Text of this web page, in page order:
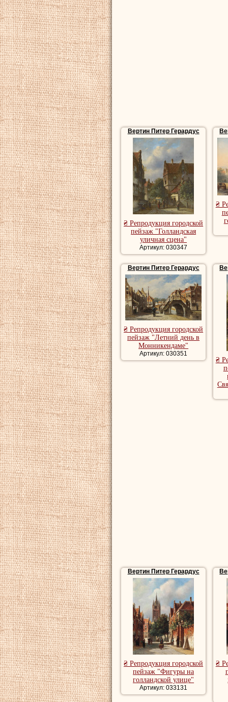
Вертин Питер Герардус
₴ Репродукция городской
пейзаж "Голландская
уличная сцена"
Артикул: 030347
₴
Вертин Питер Герардус
₴ Репродукция городской
пейзаж "Летний день в
Монникендаме"
Артикул: 030351
₴
Вертин Питер Герардус
₴ Репродукция городской
пейзаж "Фигуры на
голландской улице"
Артикул: 033131
₴